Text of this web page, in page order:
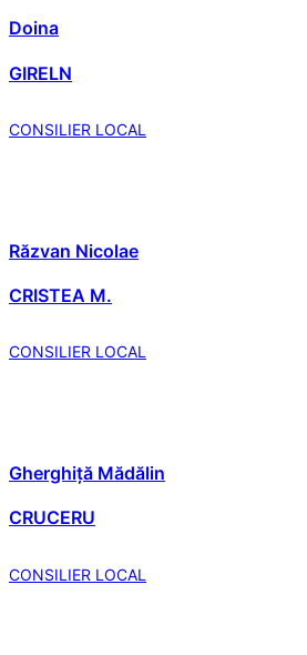
Doina
GIRELN
CONSILIER LOCAL
Răzvan Nicolae
CRISTEA M.
CONSILIER LOCAL
Gherghiță Mădălin
CRUCERU
CONSILIER LOCAL